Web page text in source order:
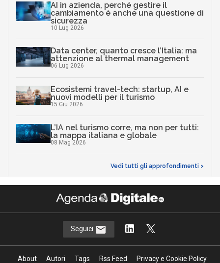
AI in azienda, perché gestire il
cambiamento è anche una questione di
sicurezza
10 Lug 2026
Data center, quanto cresce l’Italia: ma
attenzione al thermal management
06 Lug 2026
Ecosistemi travel-tech: startup, AI e
nuovi modelli per il turismo
15 Giu 2026
L’IA nel turismo corre, ma non per tutti:
la mappa italiana e globale
08 Mag 2026
Vedi tutti gli approfondimenti >
Seguici
About Autori Tags Rss Feed
Privacy e Cookie Policy